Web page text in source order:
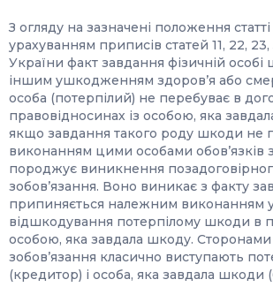
З огляду на зазначені положення статті
урахуванням приписів статей 11, 22,
України факт завдання фізичній особі
іншим ушкодженням здоров’я або
особа (потерпілий) не перебуває в
правовідносинах із особою, яка
якщо завдання такого роду шкоди не
виконанням цими особами обов’язків
породжує виникнення
зобов’язання. Воно виникає з факту
припиняється належним виконанням
відшкодування потерпілому шкоди в
особою, яка завдала шкоду. Сторонами
зобов’язання класично виступають
(кредитор) і особа, яка завдала шкоди